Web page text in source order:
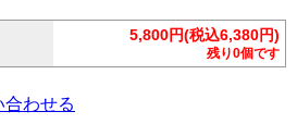
5,800円(税込6,380円)
残り0個です
合わせる